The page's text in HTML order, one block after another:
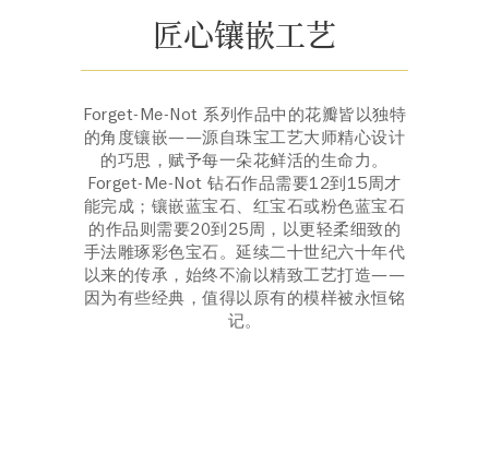
匠心镶嵌工艺
Forget-Me-Not 系列作品中的花瓣皆以独特
的角度镶嵌——源自珠宝工艺大师精心设计
的巧思，赋予每一朵花鲜活的生命力。
Forget-Me-Not 钻石作品需要12到15周才
能完成；镶嵌蓝宝石、红宝石或粉色蓝宝石
的作品则需要20到25周，以更轻柔细致的
手法雕琢彩色宝石。延续二十世纪六十年代
以来的传承，始终不渝以精致工艺打造——
因为有些经典，值得以原有的模样被永恒铭
记。